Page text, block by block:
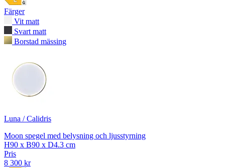
Färger
Vit matt
Svart matt
Borstad mässing
Luna / Calidris
Moon spegel med belysning och ljusstyrning
H90 x B90 x D4.3 cm
Pris
8 300 kr